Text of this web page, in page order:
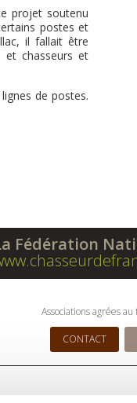
projet soutenu
postes et
il fallait être
et chasseurs et
de postes.
Fédération
Associations agrées
CONTACT